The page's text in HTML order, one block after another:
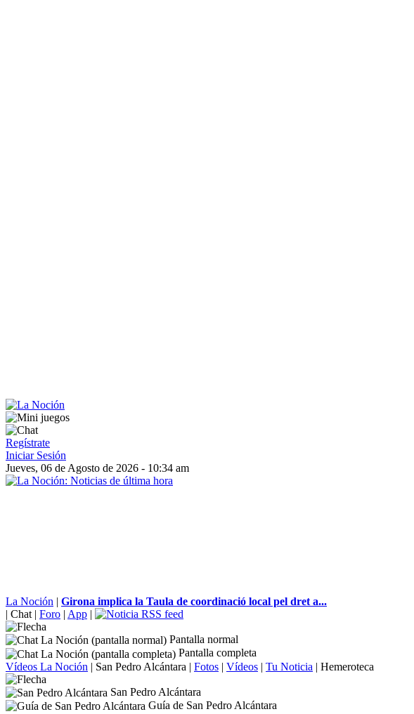
Regístrate
Iniciar Sesión
Jueves, 06 de Agosto de 2026 - 10:34 am
La Noción | Girona implica la Taula de coordinació local pel dret a...
| Chat | Foro | App |
Pantalla normal
Pantalla completa
Vídeos La Noción | San Pedro Alcántara | Fotos | Vídeos | Tu Noticia | Hemeroteca
San Pedro Alcántara
Guía de San Pedro Alcántara